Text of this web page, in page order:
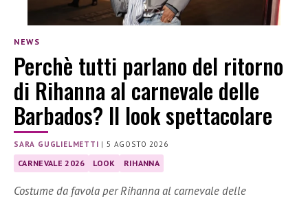
NEWS
Perchè tutti parlano del ritorno
di Rihanna al carnevale delle
Barbados? Il look spettacolare
SARA GUGLIELMETTI | 5 AGOSTO 2026
CARNEVALE 2026 LOOK RIHANNA
Costume da favola per Rihanna al carnevale delle